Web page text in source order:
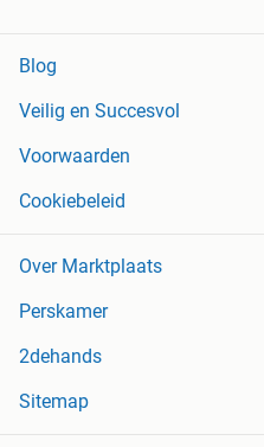
Blog
Veilig en Succesvol
Voorwaarden
Cookiebeleid
Over Marktplaats
Perskamer
2dehands
Sitemap